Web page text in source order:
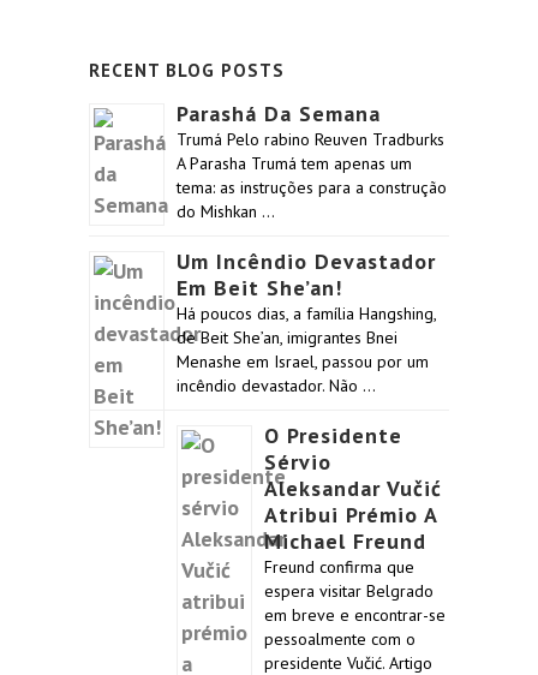
RECENT BLOG POSTS
Parashá Da Semana
Trumá Pelo rabino Reuven Tradburks
A Parasha Trumá tem apenas um
tema: as instruções para a construção
do Mishkan …
Um Incêndio Devastador
Em Beit She’an!
Há poucos dias, a família Hangshing,
de Beit She’an, imigrantes Bnei
Menashe em Israel, passou por um
incêndio devastador. Não …
O Presidente
Sérvio
Aleksandar Vučić
Atribui Prémio A
Michael Freund
Freund confirma que
espera visitar Belgrado
em breve e encontrar-se
pessoalmente com o
presidente Vučić. Artigo